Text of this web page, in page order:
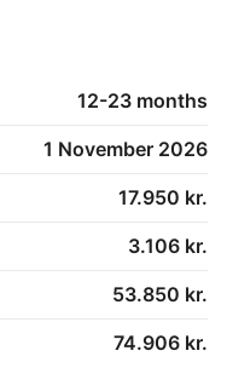
12-23 months
1 November 2026
17.950 kr.
3.106 kr.
53.850 kr.
74.906 kr.